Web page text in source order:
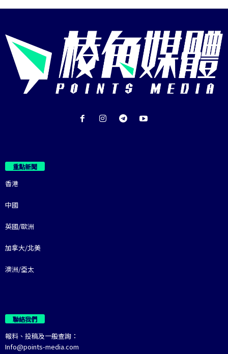
重點新聞
香港
中國
英國/歐洲
加拿大/北美
澳洲/亞太
聯絡我們
報料、投稿及一般查詢：
Info@points-media.com